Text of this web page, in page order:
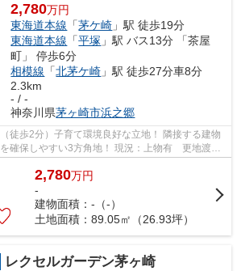
2,780万円
東海道本線 「茅ケ崎 」駅 徒歩19分
東海道本線 「平塚 」駅 バス13分 「茶屋
町」 停歩6分
相模線 「北茅ケ崎 」駅 徒歩27分車8分
2.3km
- / -
神奈川県茅ヶ崎市浜之郷
徒歩2分）子育て環境良好な立地！ 隣接する建物
確保しやすい3方角地！ 現況：上物有 更地渡し
ムとしてご検...
2,780万円
-
建物面積：-（-）
土地面積：89.05㎡（26.93坪）
レクセルガーデン茅ヶ崎